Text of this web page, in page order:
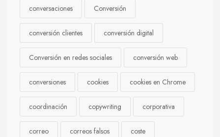
conversaciones Conversión
conversión clientes conversión digital
Conversión en redes sociales conversión web
conversiones cookies cookies en Chrome
coordinación copywriting corporativa
correo correos falsos coste